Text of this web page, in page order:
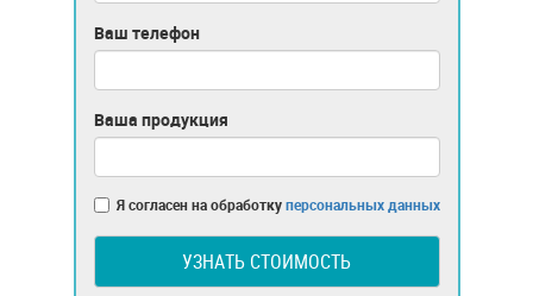
Ваш телефон
Ваша продукция
Я согласен на обработкуперсональных данных
УЗНАТЬ СТОИМОСТЬ